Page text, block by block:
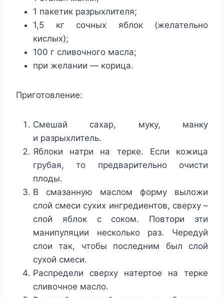
1 пакетик разрыхлителя;
1,5 кг сочных яблок (желательно
кислых);
100 г сливочного масла;
при желании — корица.
Приготовление:
Смешай сахар, муку, манку
и разрыхлитель.
Яблоки натри на терке. Если кожица
грубая, то предварительно очисти
плоды.
В смазанную маслом форму выложи
слой смеси сухих ингредиентов, сверху –
слой яблок с соком. Повтори эти
манипуляции несколько раз. Чередуй
слои так, чтобы последним был слой
сухой смеси.
Распредели сверху натертое на терке
сливочное масло.